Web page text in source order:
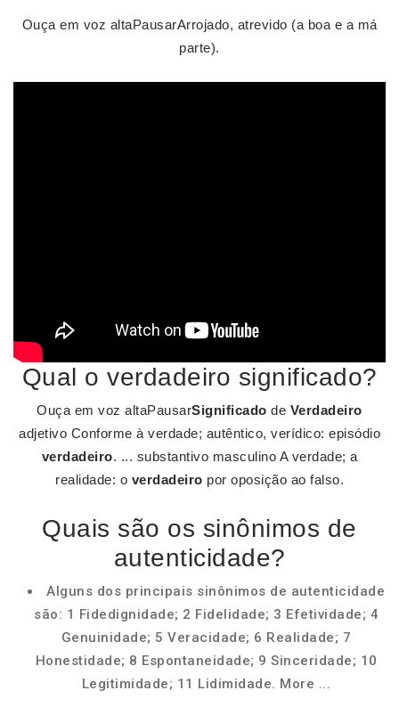
Ouça em voz altaPausarArrojado, atrevido (a boa e a má
parte).
Qual o verdadeiro significado?
Ouça em voz altaPausarSignificado de Verdadeiro
adjetivo Conforme à verdade; autêntico, verídico: episódio
verdadeiro. ... substantivo masculino A verdade; a
realidade: o verdadeiro por oposição ao falso.
Quais são os sinônimos de
autenticidade?
Alguns dos principais sinônimos de autenticidade
são: 1 Fidedignidade; 2 Fidelidade; 3 Efetividade; 4
Genuinidade; 5 Veracidade; 6 Realidade; 7
Honestidade; 8 Espontaneidade; 9 Sinceridade; 10
Legitimidade; 11 Lidimidade. More ...